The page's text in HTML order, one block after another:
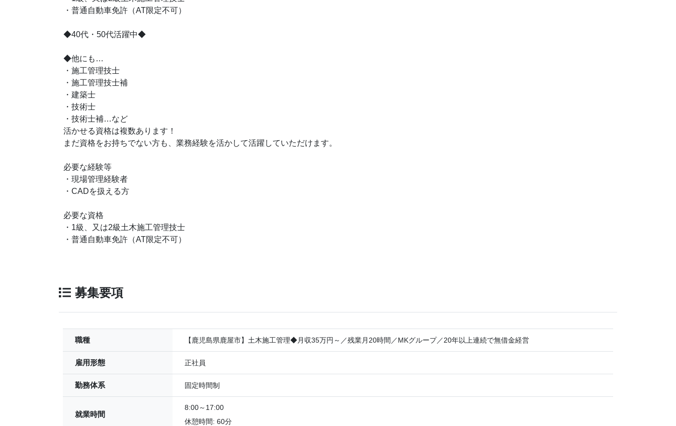
・普通自動車免許（AT限定不可）
◆40代・50代活躍中◆
◆他にも…
・施工管理技士
・施工管理技士補
・建築士
・技術士
・技術士補…など
活かせる資格は複数あります！
まだ資格をお持ちでない方も、業務経験を活かして活躍していただけます。
必要な経験等
・現場管理経験者
・CADを扱える方
必要な資格
・1級、又は2級土木施工管理技士
・普通自動車免許（AT限定不可）
募集要項
職種 【鹿児島県鹿屋市】土木施工管理◆月収35万円～／残業月20時間／MKグループ／20年以上連続で無借金経営
雇用形態 正社員
勤務体系 固定時間制
就業時間
8:00～17:00
休憩時間: 60分